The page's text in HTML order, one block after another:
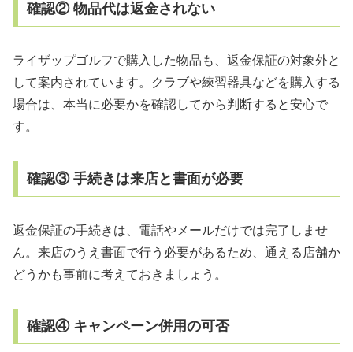
確認② 物品代は返金されない
ライザップゴルフで購入した物品も、返金保証の対象外と
して案内されています。クラブや練習器具などを購入する
場合は、本当に必要かを確認してから判断すると安心で
す。
確認③ 手続きは来店と書面が必要
返金保証の手続きは、電話やメールだけでは完了しませ
ん。来店のうえ書面で行う必要があるため、通える店舗か
どうかも事前に考えておきましょう。
確認④ キャンペーン併用の可否